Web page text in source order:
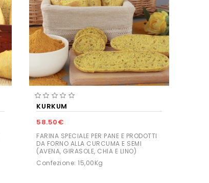
KURKUM
58.50€
FARINA SPECIALE PER PANE E PRODOTTI
DA FORNO ALLA CURCUMA E SEMI
(AVENA, GIRASOLE, CHIA E LINO)
Confezione: 15,00Kg